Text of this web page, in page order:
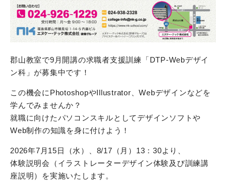
郡山教室で9月開講の求職者支援訓練「DTP-Webデザイ
ン科」が募集中です！
この機会にPhotoshopやIllustrator、Webデザインなどを
学んでみませんか？
就職に向けたパソコンスキルとしてデザインソフトや
Web制作の知識を身に付けよう！
2026年7月15日（水）、8/17（月）13：30より、
体験説明会（イラストレーターデザイン体験及び訓練講
座説明）を実施いたします。